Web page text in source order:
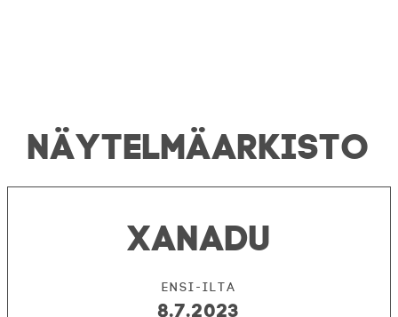
NÄYTELMÄ­ARKISTO
XANADU
Ensi-ilta
8.7.2023